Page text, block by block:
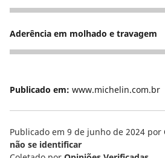
5
Aderência em molhado e travagem
5
Publicado em: www.michelin.com.br
Publicado em 9 de junho de 2024 por
não se identificar